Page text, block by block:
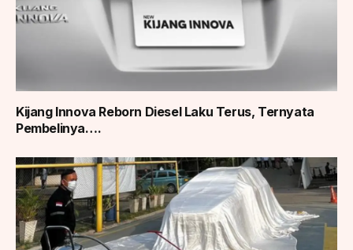
Kijang Innova Reborn Diesel Laku Terus, Ternyata
Pembelinya….